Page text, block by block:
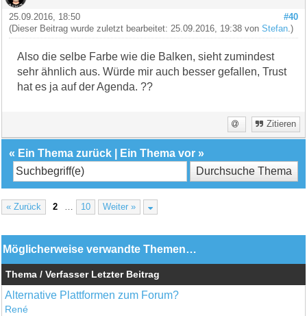
#40
25.09.2016, 18:50
(Dieser Beitrag wurde zuletzt bearbeitet: 25.09.2016, 19:38 vonStefan .)
Also die selbe Farbe wie die Balken, sieht zumindest
sehr ähnlich aus. Würde mir auch besser gefallen, Trust
hat es ja auf der Agenda. ??
Zitieren
« Ein Thema zurück Ein Thema vor »
« Zurück 2 10 Weiter »
Möglicherweise verwandte Themen…
Thema / Verfasser Letzter Beitrag
Alternative Plattformen zum Forum?
René